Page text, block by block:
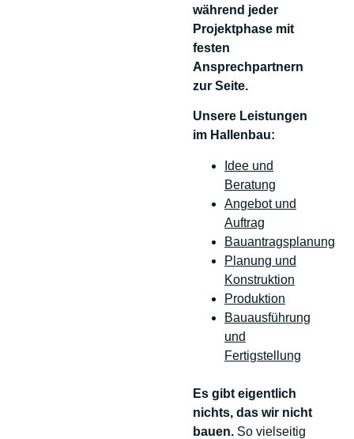
während jeder
Projektphase mit
festen
Ansprechpartnern
zur Seite.
Unsere Leistungen
im Hallenbau:
Idee und
Beratung
Angebot und
Auftrag
Bauantragsplanung
Planung und
Konstruktion
Produktion
Bauausführung
und
Fertigstellung
Es gibt eigentlich
nichts, das wir nicht
bauen. So vielseitig